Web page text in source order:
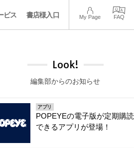
ビス 書店様入口 My Page FAQ
Look!
編集部からのお知らせ
アプリ
POPEYEの電子版が定期購読
できるアプリが登場！